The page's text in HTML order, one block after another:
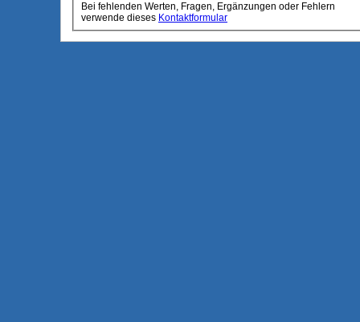
Bei fehlenden Werten, Fragen, Ergänzungen oder Fehlern
verwende dieses Kontaktformular